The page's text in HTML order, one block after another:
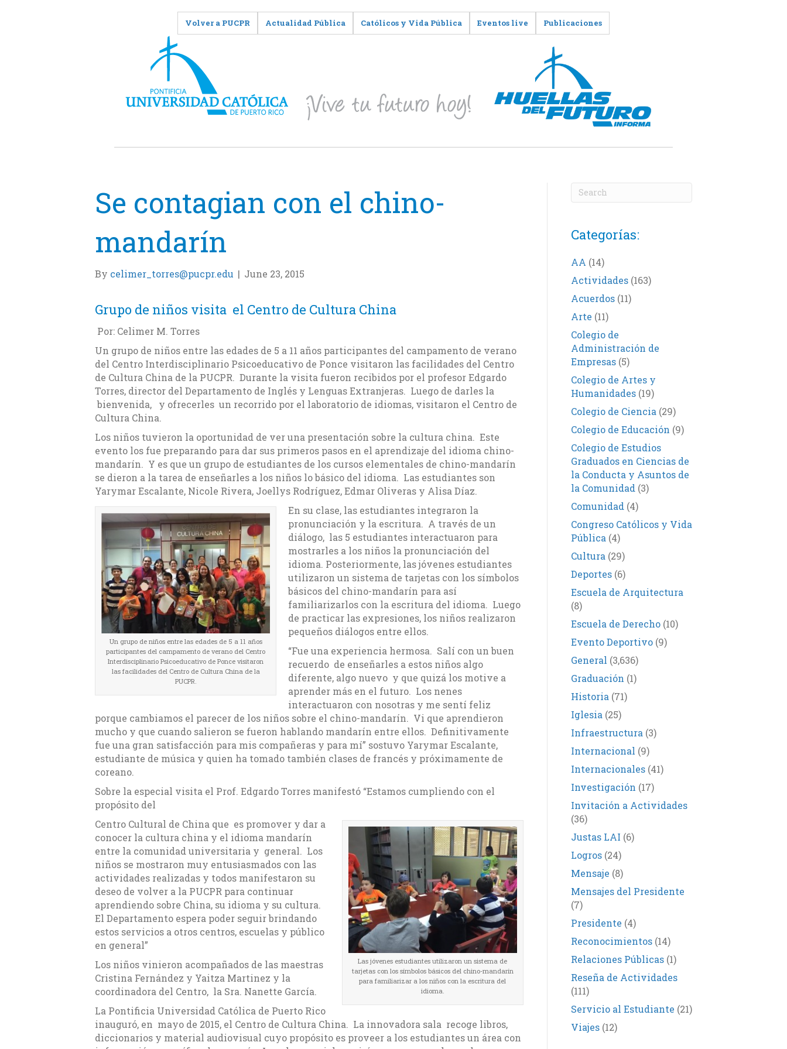
Volver a PUCPR Actualidad Pública Católicos y Vida Pública Eventos live Publicaciones
Se contagian con el chino-
mandarín
By celimer_torres@pucpr.edu | June 23, 2015
Grupo de niños visita el Centro de Cultura China
Por: Celimer M. Torres
Un grupo de niños entre las edades de 5 a 11 años participantes del campamento de verano
del Centro Interdisciplinario Psicoeducativo de Ponce visitaron las facilidades del Centro
de Cultura China de la PUCPR. Durante la visita fueron recibidos por el profesor Edgardo
Torres, director del Departamento de Inglés y Lenguas Extranjeras. Luego de darles la
bienvenida, y ofrecerles un recorrido por el laboratorio de idiomas, visitaron el Centro de
Cultura China.
Los niños tuvieron la oportunidad de ver una presentación sobre la cultura china. Este
evento los fue preparando para dar sus primeros pasos en el aprendizaje del idioma chino-
mandarín. Y es que un grupo de estudiantes de los cursos elementales de chino-mandarín
se dieron a la tarea de enseñarles a los niños lo básico del idioma. Las estudiantes son
Yarymar Escalante, Nicole Rivera, Joellys Rodríguez, Edmar Oliveras y Alisa Díaz.
Un grupo de niños entre las edades de 5 a 11 años
participantes del campamento de verano del Centro
Interdisciplinario Psicoeducativo de Ponce visitaron
las facilidades del Centro de Cultura China de la
PUCPR.
En su clase, las estudiantes integraron la
pronunciación y la escritura. A través de un
diálogo, las 5 estudiantes interactuaron para
mostrarles a los niños la pronunciación del
idioma. Posteriormente, las jóvenes estudiantes
utilizaron un sistema de tarjetas con los símbolos
básicos del chino-mandarín para así
familiarizarlos con la escritura del idioma. Luego
de practicar las expresiones, los niños realizaron
pequeños diálogos entre ellos.
“Fue una experiencia hermosa. Salí con un buen
recuerdo de enseñarles a estos niños algo
diferente, algo nuevo y que quizá los motive a
aprender más en el futuro. Los nenes
interactuaron con nosotras y me sentí feliz
porque cambiamos el parecer de los niños sobre el chino-mandarín. Vi que aprendieron
mucho y que cuando salieron se fueron hablando mandarín entre ellos. Definitivamente
fue una gran satisfacción para mis compañeras y para mí” sostuvo Yarymar Escalante,
estudiante de música y quien ha tomado también clases de francés y próximamente de
coreano.
Sobre la especial visita el Prof. Edgardo Torres manifestó “Estamos cumpliendo con el
propósito del
Las jóvenes estudiantes utilizaron un sistema de
tarjetas con los símbolos básicos del chino-mandarín
para familiarizar a los niños con la escritura del
idioma.
Centro Cultural de China que es promover y dar a
conocer la cultura china y el idioma mandarín
entre la comunidad universitaria y general. Los
niños se mostraron muy entusiasmados con las
actividades realizadas y todos manifestaron su
deseo de volver a la PUCPR para continuar
aprendiendo sobre China, su idioma y su cultura.
El Departamento espera poder seguir brindando
estos servicios a otros centros, escuelas y público
en general”
Los niños vinieron acompañados de las maestras
Cristina Fernández y Yaitza Martinez y la
coordinadora del Centro, la Sra. Nanette García.
La Pontificia Universidad Católica de Puerto Rico
inauguró, en mayo de 2015, el Centro de Cultura China. La innovadora sala recoge libros,
diccionarios y material audiovisual cuyo propósito es proveer a los estudiantes un área con
Categorías:
AA (14)
Actividades(163)
Acuerdos(11)
Arte (11)
Colegio de
Administración de
Empresas(5)
Colegio de Artes y
Humanidades(19)
Colegio de Ciencia (29)
Colegio de Educación (9)
Colegio de Estudios
Graduados en Ciencias de
la Conducta y Asuntos de
la Comunidad (3)
Comunidad (4)
Congreso Católicos y Vida
Pública (4)
Cultura (29)
Deportes(6)
Escuela de Arquitectura
(8)
Escuela de Derecho(10)
Evento Deportivo(9)
General (3,636)
Graduación (1)
Historia (71)
Iglesia (25)
Infraestructura (3)
Internacional (9)
Internacionales(41)
Investigación (17)
Invitación a Actividades
(36)
Justas LAI (6)
Logros(24)
Mensaje (8)
Mensajes del Presidente
(7)
Presidente (4)
Reconocimientos(14)
Relaciones Públicas(1)
Reseña de Actividades
(111)
Servicio al Estudiante (21)
Viajes(12)